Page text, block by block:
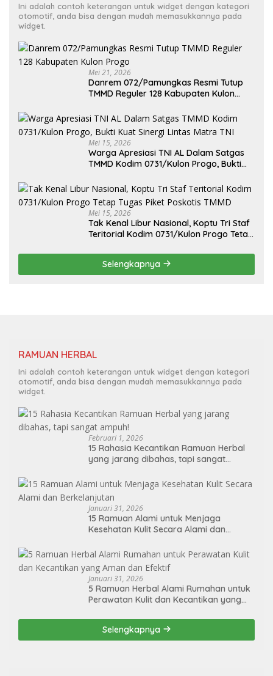
Ini adalah contoh keterangan untuk widget dengan kategori
otomotif, anda bisa dengan mudah memasukkannya pada
widget.
Mei 21, 2026
Danrem 072/Pamungkas Resmi Tutup
TMMD Reguler 128 Kabupaten Kulon
Mei 15, 2026
Warga Apresiasi TNI AL Dalam Satgas
TMMD Kodim 0731/Kulon Progo, Bukti
Mei 15, 2026
Tak Kenal Libur Nasional, Koptu Tri Staf
Teritorial Kodim 0731/Kulon Progo Tetap
Selengkapnya
RAMUAN HERBAL
Ini adalah contoh keterangan untuk widget dengan kategori
otomotif, anda bisa dengan mudah memasukkannya pada
widget.
Februari 1, 2026
15 Rahasia Kecantikan Ramuan Herbal
yang jarang dibahas, tapi sangat
Januari 31, 2026
15 Ramuan Alami untuk Menjaga
Kesehatan Kulit Secara Alami dan
Januari 31, 2026
5 Ramuan Herbal Alami Rumahan untuk
Perawatan Kulit dan Kecantikan yang
Selengkapnya